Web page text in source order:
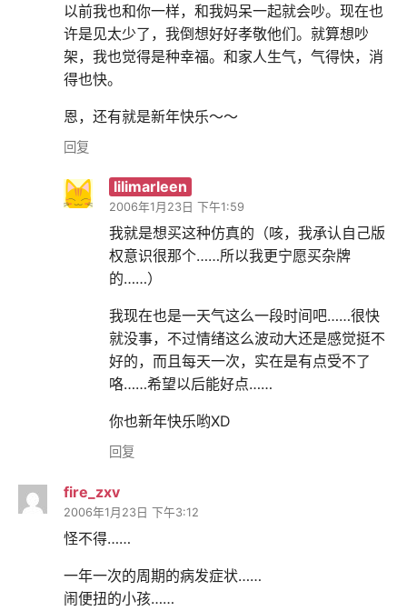
以前我也和你一样，和我妈呆一起就会吵。现在也
许是见太少了，我倒想好好孝敬他们。就算想吵
架，我也觉得是种幸福。和家人生气，气得快，消
得也快。
恩，还有就是新年快乐～～
回复
lilimarleen
2006年1月23日 下午1:59
我就是想买这种仿真的（咳，我承认自己版
权意识很那个……所以我更宁愿买杂牌
的……）
我现在也是一天气这么一段时间吧……很快
就没事，不过情绪这么波动大还是感觉挺不
好的，而且每天一次，实在是有点受不了
咯……希望以后能好点……
你也新年快乐哟XD
回复
fire_zxv
2006年1月23日 下午3:12
怪不得……
一年一次的周期的病发症状……
闹便扭的小孩……